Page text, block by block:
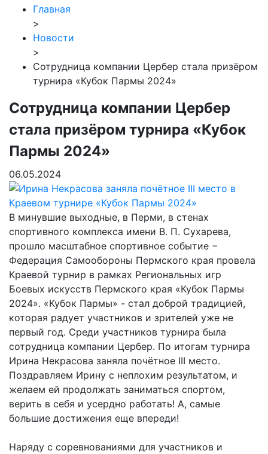
Главная
>
Новости
>
Сотрудница компании Цербер стала призёром
турнира «Кубок Пармы 2024»
Сотрудница компании Цербер
стала призёром турнира «Кубок
Пармы 2024»
06.05.2024
В минувшие выходные, в Перми, в стенах
спортивного комплекса имени В. П. Сухарева,
прошло масштабное спортивное событие −
Федерация Самообороны Пермского края провела
Краевой турнир в рамках Региональных игр
Боевых искусств Пермского края «Кубок Пармы
2024». «Кубок Пармы» - стал доброй традицией,
которая радует участников и зрителей уже не
первый год. Среди участников турнира была
сотрудница компании Цербер. По итогам турнира
Ирина Некрасова заняла почётное III место.
Поздравляем Ирину с неплохим результатом, и
желаем ей продолжать заниматься спортом,
верить в себя и усердно работать! А, самые
большие достижения еще впереди!
Наряду с соревнованиями для участников и